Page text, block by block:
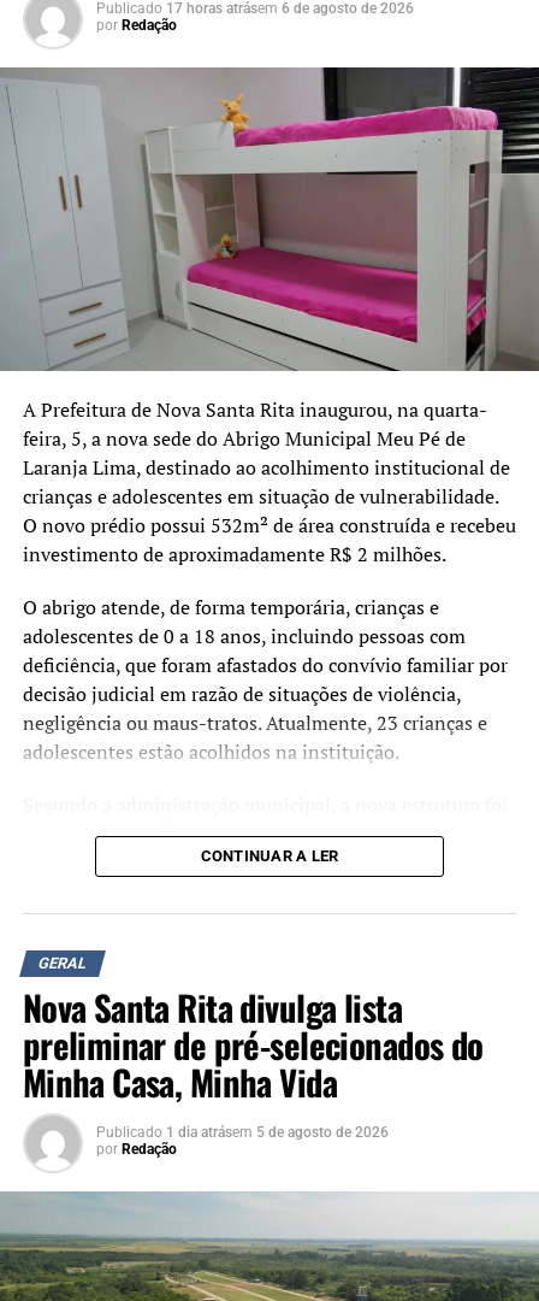
Esperança, Pedreira, Maria José e Loteamento Popular.
A previsão é de que a iniciativa seja ampliada para as 19
escolas municipais e três escolas estaduais do município.
Segundo os dados informados pelo coletivo, o Rio
Grande do Sul registra atualmente 43 casos de
feminicídio. A proposta dos Bancos Vermelhos é
contribuir para a sensibilização da população e reforçar o
debate sobre a prevenção da violência contra as
mulheres.
Publicado 17 horas atrásem 6 de agosto de 2026
por Redação
A Prefeitura de Nova Santa Rita inaugurou, na quarta-
feira, 5, a nova sede do Abrigo Municipal Meu Pé de
Laranja Lima, destinado ao acolhimento institucional de
crianças e adolescentes em situação de vulnerabilidade.
O novo prédio possui 532m² de área construída e recebeu
investimento de aproximadamente R$ 2 milhões.
O abrigo atende, de forma temporária, crianças e
adolescentes de 0 a 18 anos, incluindo pessoas com
deficiência, que foram afastados do convívio familiar por
decisão judicial em razão de situações de violência,
negligência ou maus-tratos. Atualmente, 23 crianças e
adolescentes estão acolhidos na instituição.
planejada para oferecer ambientes mais amplos,
acessíveis e adequados às necessidades dos acolhidos e
Durante a cerimônia de inauguração, o prefeito Rodrigo
Battistella afirmou que a entrega da nova sede representa
um reforço na estrutura da rede de proteção à infância e à
adolescência.
“Hoje entregamos muito
mais do que um prédio.
Estamos oferecendo um
espaço preparado para
acolher nossas crianças e
CONTINUAR A LER
GERAL
Nova Santa Rita divulga lista
preliminar de pré-selecionados do
Minha Casa, Minha Vida
Publicado 1 dia atrásem 5 de agosto de 2026
por Redação